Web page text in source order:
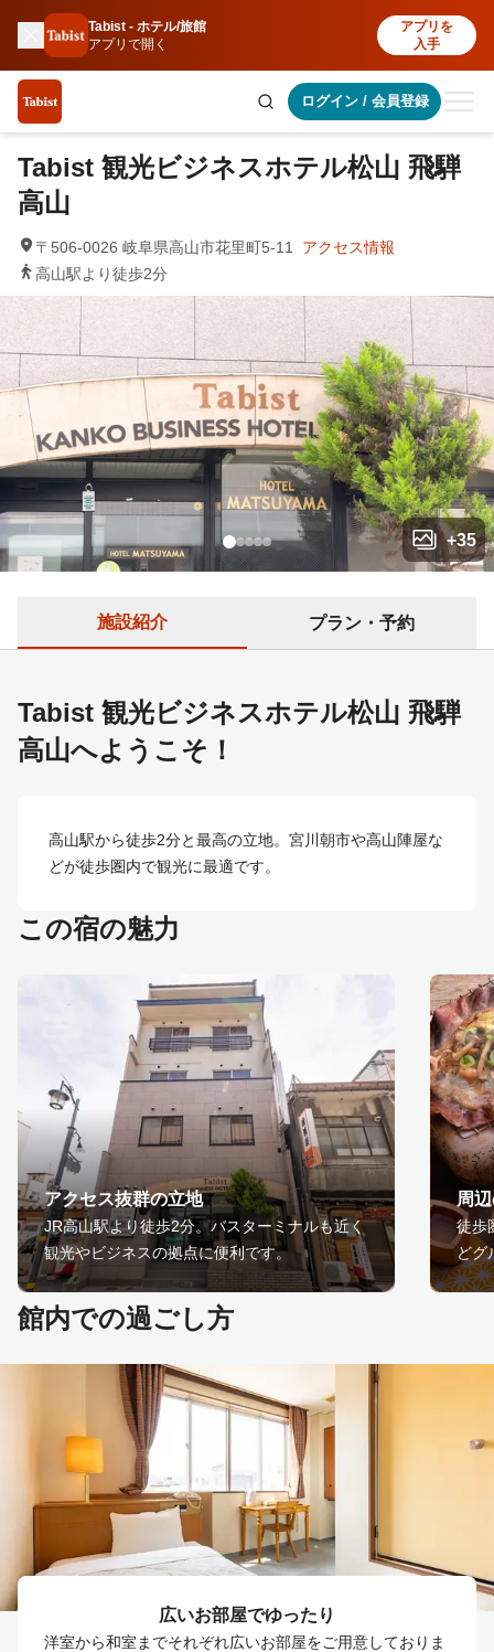
Tabist - ホテル/旅館
アプリで開く
アプリを
入手
ログイン/ 会員登録
+35
Tabist 観光ビジネスホテル松山 飛騨
高山
〒506-0026 岐阜県高山市花里町5-11
アクセス情報
高山駅より徒歩2分
施設紹介 プラン・予約
Tabist 観光ビジネスホテル松山 飛騨
高山へようこそ！
高山駅から徒歩2分と最高の立地。宮川朝市や高山陣屋な
どが徒歩圏内で観光に最適です。
この宿の魅力
アクセス抜群の立地
JR高山駅より徒歩2分。バスターミナルも近く
観光やビジネスの拠点に便利です。
周
徒歩
どグ
館内での過ごし方
広いお部屋でゆったり
洋室から和室までそれぞれ広いお部屋をご用意しておりま